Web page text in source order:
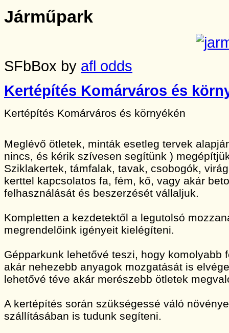
Járműpark
SFbBox by afl odds
Kertépítés Komárváros és
Kertépítés Komárváros és környékén
Meglévő ötletek, minták esetleg tervek
nincs, és kérik szívesen segítünk )
Sziklakertek, támfalak, tavak, csobogók,
kerttel kapcsolatos fa, fém, kő, vagy akár
felhasználását és beszerzését vállaljuk.
Kompletten a kezdetektől a legutolsó
megrendelőink igényeit kielégíteni.
Gépparkunk lehetővé teszi, hogy komolyabb
akár nehezebb anyagok mozgatását is
lehetővé téve akár merészebb ötletek
A kertépítés során szükségessé váló
szállításában is tudunk segíteni.